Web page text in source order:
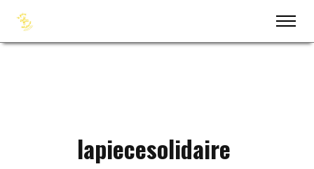
lapiecesolidaire